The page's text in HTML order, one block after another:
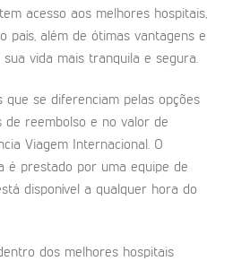
acesso aos melhores hospitais,
país, além de ótimas vantagens e
vida mais tranquila e segura.
que se diferenciam pelas opções
de reembolso e no valor de
Viagem Internacional. O
é prestado por uma equipe de
disponível a qualquer hora do
dos melhores hospitais